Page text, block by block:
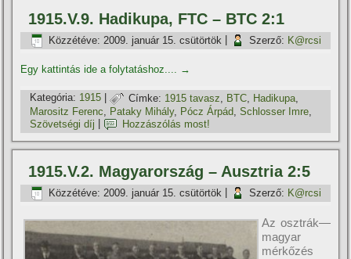
1915.V.9. Hadikupa, FTC – BTC 2:1
Közzétéve: 2009. január 15. csütörtök Szerző: K@rcsi
Egy kattintás ide a folytatáshoz.... →
Kategória: 1915 | Címke: 1915 tavasz BTC Hadikupa
Marositz Ferenc, Pataky Mihály, Pócz Árpád,Schlosser Imre,
Szövetségi dí­j
Hozzászólás most!
1915.V.2. Magyarország – Ausztria 2:5
Közzétéve: 2009. január 15. csütörtök Szerző: K@rcsi
Az osztrák—
magyar
mérkőzés